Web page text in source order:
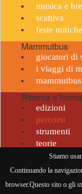
Stiamo
Continuando la
browser.Questo sito o gli
musica e
scattiva
feste mitiche
Mammutbus
giocatori di
i viaggi di
Ricerca e
edizioni
percorsi
strumenti
teorie
Il Barrito del Mammut •